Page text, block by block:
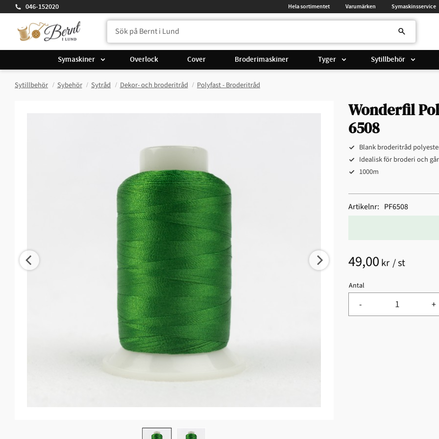
046-152020 Hela sortimentet Varumärken Symaskinsservice
Symaskiner Overlock Cover Broderimaskiner Tyger Sytillbehör
Sytillbehör Sybehör Sytråd Dekor- och broderitråd Polyfast - Broderitråd
Wonderfil
6508
Blank broderitråd
Idealisk för broderi och
1000m
49,00 kr /st
Antal
+
-
Artikelnr PF6508